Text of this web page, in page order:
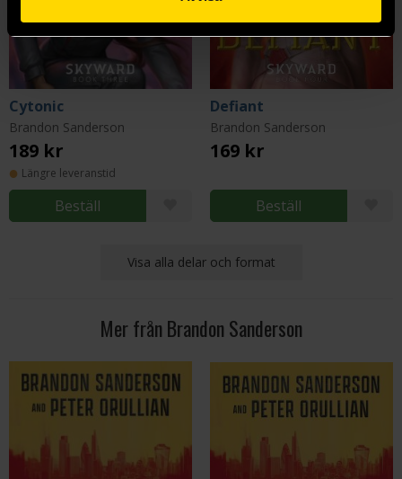
Cytonic
Brandon Sanderson
189 kr
Längre leveranstid
Beställ
Defiant
Brandon Sanderson
169 kr
Beställ
Visa alla delar och format
Mer från Brandon Sanderson